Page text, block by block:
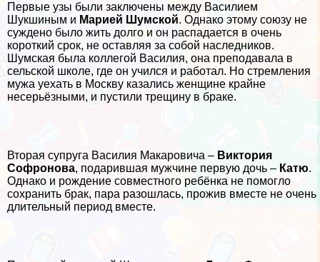
Первые узы были заключены между Василием
Шукшиным и Марией Шумской. Однако этому союзу не
суждено было жить долго и он распадается в очень
короткий срок, не оставляя за собой наследников.
Шумская была коллегой Василия, она преподавала в
сельской школе, где он учился и работал. Но стремления
мужа уехать в Москву казались женщине крайне
несерьёзными, и пустили трещину в бpaке.
Вторая супруга Василия Макаровича – Виктория
Софронова, подарившая мужчине первую дочь – Катю.
Однако и рождение совместного ребёнка не помогло
сохранить бpaк, пара разошлась, прожив вместе не очень
длительный период вместе.